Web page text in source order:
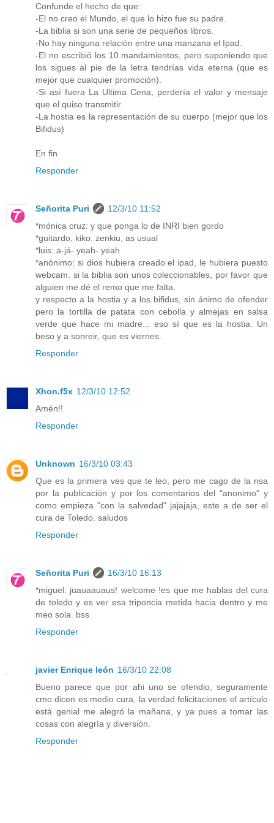
Confunde el hecho de que:
-El no creo el Mundo, el que lo hizo fue su padre.
-La biblia si son una serie de pequeños libros.
-No hay ninguna relación entre una manzana el Ipad.
-El no escribió los 10 mandamientos, pero suponiendo que
los sigues al pie de la letra tendrías vida eterna (que es
mejor que cualquier promoción).
-Si así fuera La Ultima Cena, perdería el valor y mensaje
que el quiso transmitir.
-La hostia es la representación de su cuerpo (mejor que los
Bifidus)
En fin
Responder
Señorita Puri
12/3/10 11:52
*mónica cruz: y que ponga lo de INRI bien gordo
*guitardo, kiko: zenkiu, as usual
*luis: a-já- yeah- yeah
*anónimo: si dios hubiera creado el ipad, le hubiera puesto
webcam. si la biblia son unos coleccionables, por favor que
alguien me dé el remo que me falta.
y respecto a la hostia y a los bifidus, sin ánimo de ofender
pero la tortilla de patata con cebolla y almejas en salsa
verde que hace mi madre... eso sí que es la hostia. Un
beso y a sonreir, que es viernes.
Responder
Xhon.f5x 12/3/10 12:52
Amén!!
Responder
Unknown 16/3/10 03:43
Que es la primera ves que te leo, pero me cago de la risa
por la publicación y por los comentarios del "anonimo" y
como empieza "con la salvedad" jajajaja, este a de ser el
cura de Toledo. saludos
Responder
Señorita Puri
16/3/10 16:13
*miguel: juauaauaus! welcome !es que me hablas del cura
de toledo y es ver esa triponcia metida hacia dentro y me
meo sola. bss
Responder
javier Enrique león 16/3/10 22:08
Bueno parece que por ahi uno se ofendio, seguramente
cmo dicen es medio cura, la verdad felicitaciones el artículo
está genial me alegró la mañana, y ya pues a tomar las
cosas con alegría y diversión.
Responder